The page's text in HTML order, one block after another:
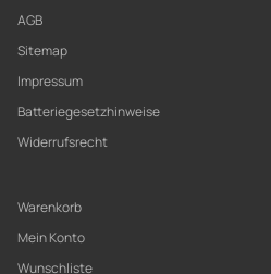
AGB
Sitemap
Impressum
Batteriegesetzhinweise
Widerrufsrecht
Warenkorb
Mein Konto
Wunschliste